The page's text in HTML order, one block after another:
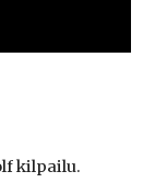
kilpailu.